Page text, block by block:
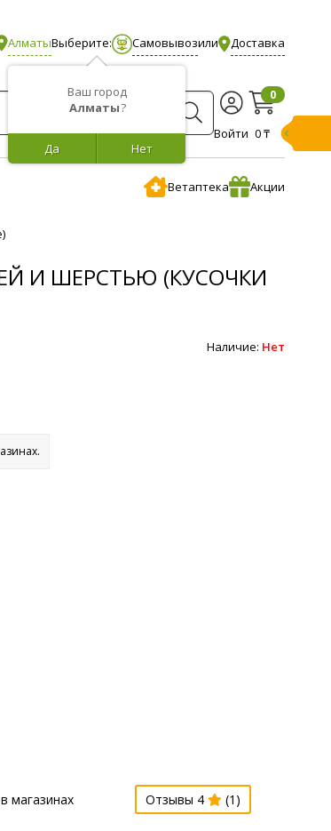
Алматы
Ваш город
Алматы?
Нет
Да
Выберите: Самовывозили Доставка
Войти
0
0 ₸
Ветаптека Акции
И ШЕРСТЬЮ (КУСОЧКИ
Наличие: Нет
магазинах Отзывы 4 (1)